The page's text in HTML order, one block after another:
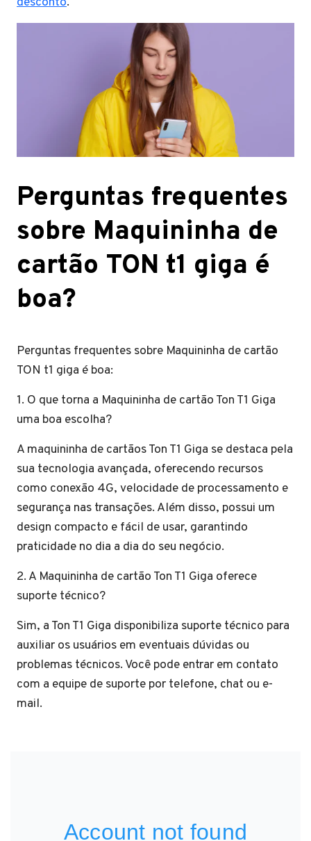
Perguntas frequentes
sobre Maquininha de
cartão TON t1 giga é
boa?
Perguntas frequentes sobre Maquininha de cartão
TON t1 giga é boa:
1. O que torna a Maquininha de cartão Ton T1 Giga
uma boa escolha?
A maquininha de cartãos Ton T1 Giga se destaca pela
sua tecnologia avançada, oferecendo recursos
como conexão 4G, velocidade de processamento e
segurança nas transações. Além disso, possui um
design compacto e fácil de usar, garantindo
praticidade no dia a dia do seu negócio.
2. A Maquininha de cartão Ton T1 Giga oferece
suporte técnico?
Sim, a Ton T1 Giga disponibiliza suporte técnico para
auxiliar os usuários em eventuais dúvidas ou
problemas técnicos. Você pode entrar em contato
com a equipe de suporte por telefone, chat ou e-
mail.